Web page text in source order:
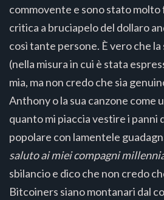
commovente e sono stato molto
critica a bruciapelo del dollaro
così tante persone. È vero che
(nella misura in cui è stata
mia, ma non credo che sia
Anthony o la sua canzone come
quanto mi piaccia vestire i panni
popolare con lamentele
saluto ai miei compagni
sbilancio e dico che non credo
Bitcoiners siano montanari dal